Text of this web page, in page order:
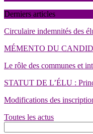
Derniers articles
Circulaire indemnités des
MÉMENTO DU
Le rôle des communes et
STATUT DE L’ÉLU :
Modifications des
Toutes les actus